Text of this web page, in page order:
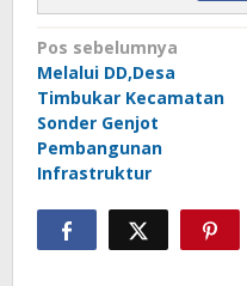
Navigasi
pos
Pos sebelumnya
Melalui DD,Desa
Timbukar Kecamatan
Sonder Genjot
Pembangunan
Infrastruktur